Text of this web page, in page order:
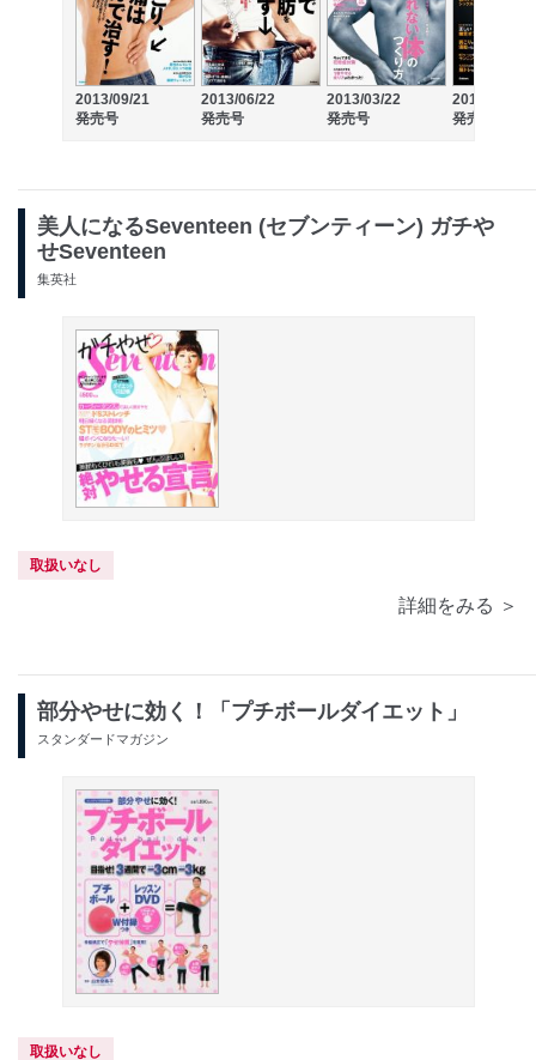
2013/09/21
発売号
2013/06/22
発売号
2013/03/22
発売号
2013/01/22
発売号
美人になるSeventeen (セブンティーン) ガチや
せSeventeen
集英社
取扱いなし
詳細をみる ＞
部分やせに効く！「プチボールダイエット」
スタンダードマガジン
取扱いなし